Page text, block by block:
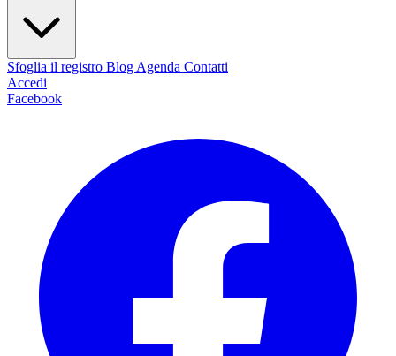
Sfoglia il registro Blog Agenda Contatti
Accedi
Facebook